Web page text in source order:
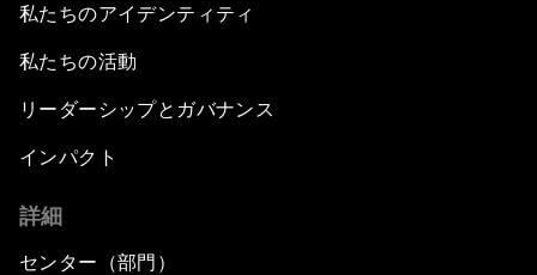
私たちのアイデンティティ
私たちの活動
リーダーシップとガバナンス
インパクト
詳細
センター（部門）